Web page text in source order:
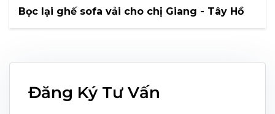
Bọc lại ghế sofa vải cho chị Giang - Tây Hồ
Đăng Ký Tư Vấn